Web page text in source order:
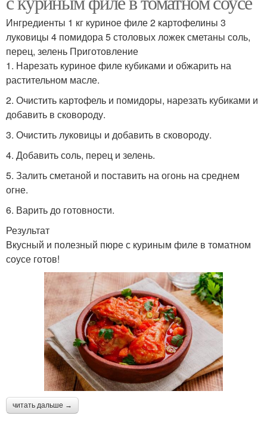
Ингредиенты 1 кг куриное филе 2 картофелины 3
луковицы 4 помидора 5 столовых ложек сметаны соль,
перец, зелень Приготовление
1. Нарезать куриное филе кубиками и обжарить на
растительном масле.
2. Очистить картофель и помидоры, нарезать кубиками и
добавить в сковороду.
3. Очистить луковицы и добавить в сковороду.
4. Добавить соль, перец и зелень.
5. Залить сметаной и поставить на огонь на среднем
огне.
6. Варить до готовности.
Результат
Вкусный и полезный пюре с куриным филе в томатном
соусе готов!
читать дальше →